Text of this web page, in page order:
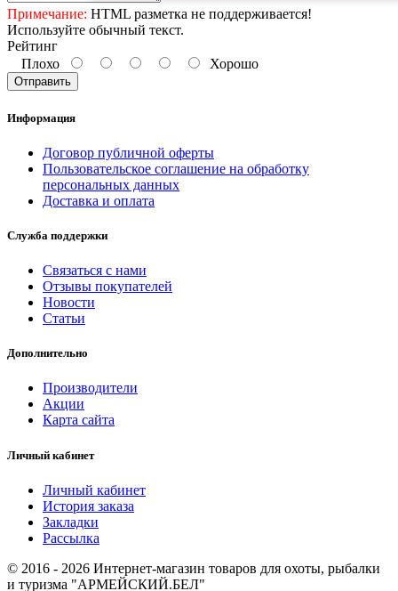
Примечание: HTML разметка не поддерживается!
Используйте обычный текст.
Рейтинг
Плохо
Хорошо
Отправить
Информация
Договор публичной оферты
Пользовательское соглашение на обработку
персональных данных
Доставка и оплата
Служба поддержки
Связаться с нами
Отзывы покупателей
Новости
Статьи
Дополнительно
Производители
Акции
Карта сайта
Личный кабинет
Личный кабинет
История заказа
Закладки
Рассылка
© 2016 - 2026 Интернет-магазин товаров для охоты, рыбалки
и туризма "АРМЕЙСКИЙ.БЕЛ"